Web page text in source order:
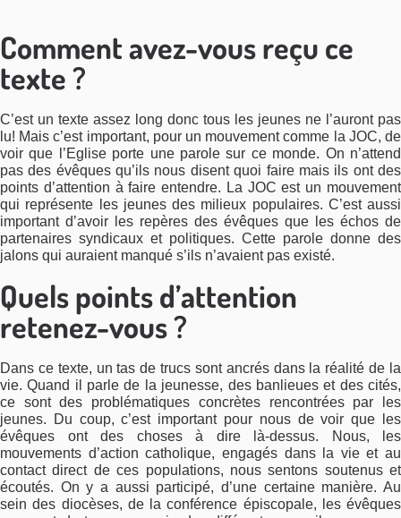
Comment avez-vous reçu ce
texte ?
C’est un texte assez long donc tous les jeunes ne l’auront pas
lu! Mais c’est important, pour un mouvement comme la JOC, de
voir que l’Eglise porte une parole sur ce monde. On n’attend
pas des évêques qu’ils nous disent quoi faire mais ils ont des
points d’attention à faire entendre. La JOC est un mouvement
qui représente les jeunes des milieux populaires. C’est aussi
important d’avoir les repères des évêques que les échos de
partenaires syndicaux et politiques. Cette parole donne des
jalons qui auraient manqué s’ils n’avaient pas existé.
Quels points d’attention
retenez-vous ?
Dans ce texte, un tas de trucs sont ancrés dans la réalité de la
vie. Quand il parle de la jeunesse, des banlieues et des cités,
ce sont des problématiques concrètes rencontrées par les
jeunes. Du coup, c’est important pour nous de voir que les
évêques ont des choses à dire là-dessus. Nous, les
mouvements d’action catholique, engagés dans la vie et au
contact direct de ces populations, nous sentons soutenus et
écoutés. On y a aussi participé, d’une certaine manière. Au
sein des diocèses, de la conférence épiscopale, les évêques